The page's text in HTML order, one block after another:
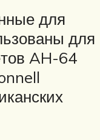
для
для
AH-64